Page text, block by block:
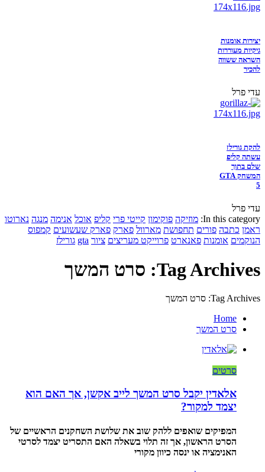
יצירות אומנות
גיקיות מעוררות
השראה ששווה
להכיר
עדי פרל
להקת גורילז
עשתה קליפ
שלם בתוך
המשחק GTA
5
עדי פרל
In this category: מוזיקה פוקימון קייטי פרי קליפ אוכל אנימה מנגה נארוטו
ראמן כתבה פורים תחפושת מארוול פארק פארק שעשועים קמפוס
הנוקמים אומנות פאנארט פרוייקט מעריצים ציור gta גורילז
Tag Archives: סרט המשך
Tag Archives: סרט המשך
Home
סרט המשך
סרטים
אלאדין יקבל סרט המשך לייב אקשן, אך האם הוא
יצמד למקור?
המפיקים שואפים ללהק שוב את שלושת השחקנים הראשיים של
הסרט הראשון, אך זה תלוי בשאלה האם התסריט יצמד לסרטי
האנימציה או ינסה כיוון מקורי